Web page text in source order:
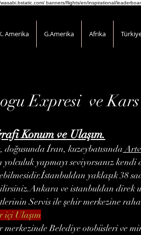
banners/flights/en/inspirational/
Amerika G.Amerika Afrika
Expresi ve Kars
Konum ve Ulaşım.
doğusunda İran, kuzeybatısında
yolculuk yapmayı seviyorsanız
yaklaşık 38
ve istanbuldan direk
Servis ile şehir merkezine
içi Ulaşım
merkezinde Belediye otobüsleri ve